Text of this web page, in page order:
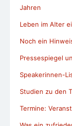
Jahren
Leben im Alter
Noch ein
Pressespiegel
Speakerinnen-
Studien zu den
Termine: